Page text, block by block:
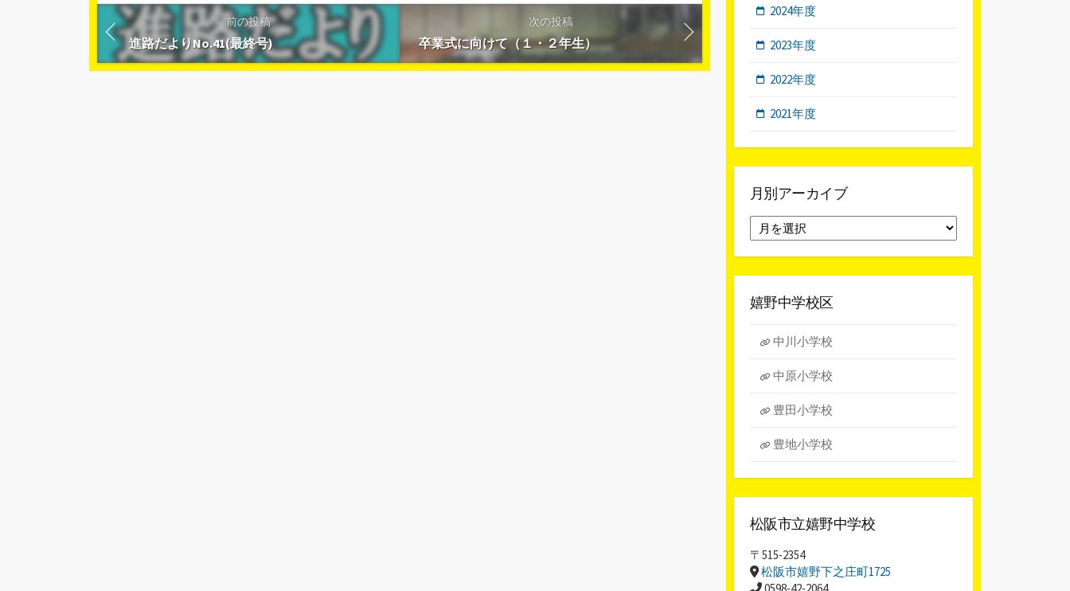
前の投稿
進路だよりNo.41(最終号)
次の投稿
卒業式に向けて（１・２年生）
2024年度
2023年度
2022年度
2021年度
月別アーカイブ
別
ア
ー
イ
嬉野中学校区
中川小学校
中原小学校
豊田小学校
豊地小学校
松阪市立嬉野中学校
〒515-2354
松阪市嬉野下之庄町1725
0598-42-2064